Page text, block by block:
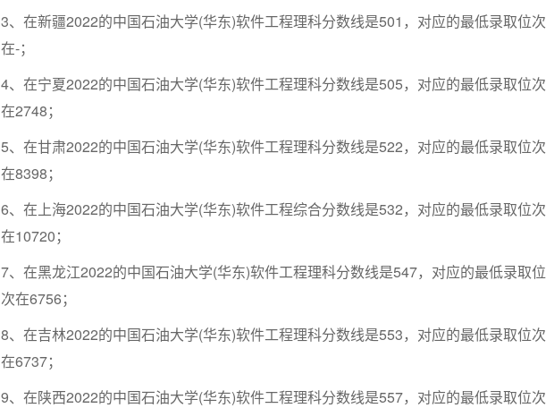
3、在新疆2022的中国石油大学(华东)软件工程理科分数线是501，对应的最低录取位次
在-；
4、在宁夏2022的中国石油大学(华东)软件工程理科分数线是505，对应的最低录取位次
在2748；
5、在甘肃2022的中国石油大学(华东)软件工程理科分数线是522，对应的最低录取位次
在8398；
6、在上海2022的中国石油大学(华东)软件工程综合分数线是532，对应的最低录取位次
在10720；
7、在黑龙江2022的中国石油大学(华东)软件工程理科分数线是547，对应的最低录取位
次在6756；
8、在吉林2022的中国石油大学(华东)软件工程理科分数线是553，对应的最低录取位次
在6737；
9、在陕西2022的中国石油大学(华东)软件工程理科分数线是557，对应的最低录取位次